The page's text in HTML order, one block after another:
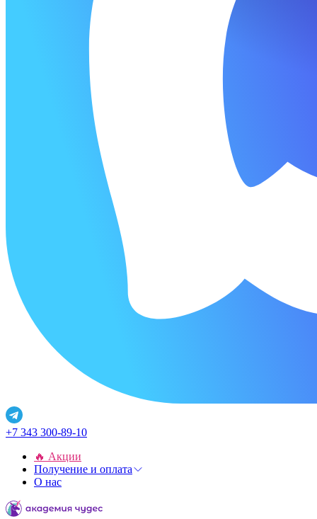
+7 343 300-89-10
🔥 Акции
Получение и оплата
О нас